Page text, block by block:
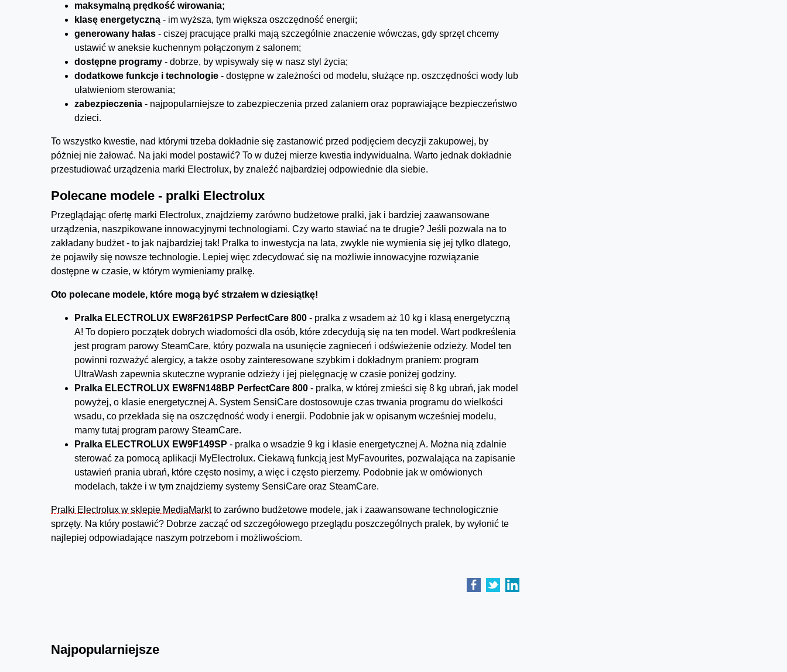
maksymalną prędkość wirowania;
klasę energetyczną - im wyższa, tym większa oszczędność energii;
generowany hałas - ciszej pracujące pralki mają szczególnie znaczenie wówczas, gdy sprzęt chcemy
ustawić w aneksie kuchennym połączonym z salonem;
dostępne programy - dobrze, by wpisywały się w nasz styl życia;
dodatkowe funkcje i technologie - dostępne w zależności od modelu, służące np. oszczędności wody lub
ułatwieniom sterowania;
zabezpieczenia - najpopularniejsze to zabezpieczenia przed zalaniem oraz poprawiające bezpieczeństwo
dzieci.
To wszystko kwestie, nad którymi trzeba dokładnie się zastanowić przed podjęciem decyzji zakupowej, by
póżniej nie żałować. Na jaki model postawić? To w dużej mierze kwestia indywidualna. Warto jednak dokładnie
przestudiować urządzenia marki Electrolux, by znaleźć najbardziej odpowiednie dla siebie.
Polecane modele - pralki Electrolux
Przeglądając ofertę marki Electrolux, znajdziemy zarówno budżetowe pralki, jak i bardziej zaawansowane
urządzenia, naszpikowane innowacyjnymi technologiami. Czy warto stawiać na te drugie? Jeśli pozwala na to
zakładany budżet - to jak najbardziej tak! Pralka to inwestycja na lata, zwykle nie wymienia się jej tylko dlatego,
że pojawiły się nowsze technologie. Lepiej więc zdecydować się na możliwie innowacyjne rozwiązanie
dostępne w czasie, w którym wymieniamy pralkę.
Oto polecane modele, które mogą być strzałem w dziesiątkę!
Pralka ELECTROLUX EW8F261PSP PerfectCare 800 - pralka z wsadem aż 10 kg i klasą energetyczną
A! To dopiero początek dobrych wiadomości dla osób, które zdecydują się na ten model. Wart podkreślenia
jest program parowy SteamCare, który pozwala na usunięcie zagnieceń i odświeżenie odzieży. Model ten
powinni rozważyć alergicy, a także osoby zainteresowane szybkim i dokładnym praniem: program
UltraWash zapewnia skuteczne wypranie odzieży i jej pielęgnację w czasie poniżej godziny.
Pralka ELECTROLUX EW8FN148BP PerfectCare 800 - pralka, w której zmieści się 8 kg ubrań, jak model
powyżej, o klasie energetycznej A. System SensiCare dostosowuje czas trwania programu do wielkości
wsadu, co przekłada się na oszczędność wody i energii. Podobnie jak w opisanym wcześniej modelu,
mamy tutaj program parowy SteamCare.
Pralka ELECTROLUX EW9F149SP - pralka o wsadzie 9 kg i klasie energetycznej A. Można nią zdalnie
sterować za pomocą aplikacji MyElectrolux. Ciekawą funkcją jest MyFavourites, pozwalająca na zapisanie
ustawień prania ubrań, które często nosimy, a więc i często pierzemy. Podobnie jak w omówionych
modelach, także i w tym znajdziemy systemy SensiCare oraz SteamCare.
Pralki Electrolux w sklepie MediaMarktto zarówno budżetowe modele, jak i zaawansowane technologicznie
sprzęty. Na który postawić? Dobrze zacząć od szczegółowego przeglądu poszczególnych pralek, by wyłonić te
najlepiej odpowiadające naszym potrzebom i możliwościom.
Najpopularniejsze